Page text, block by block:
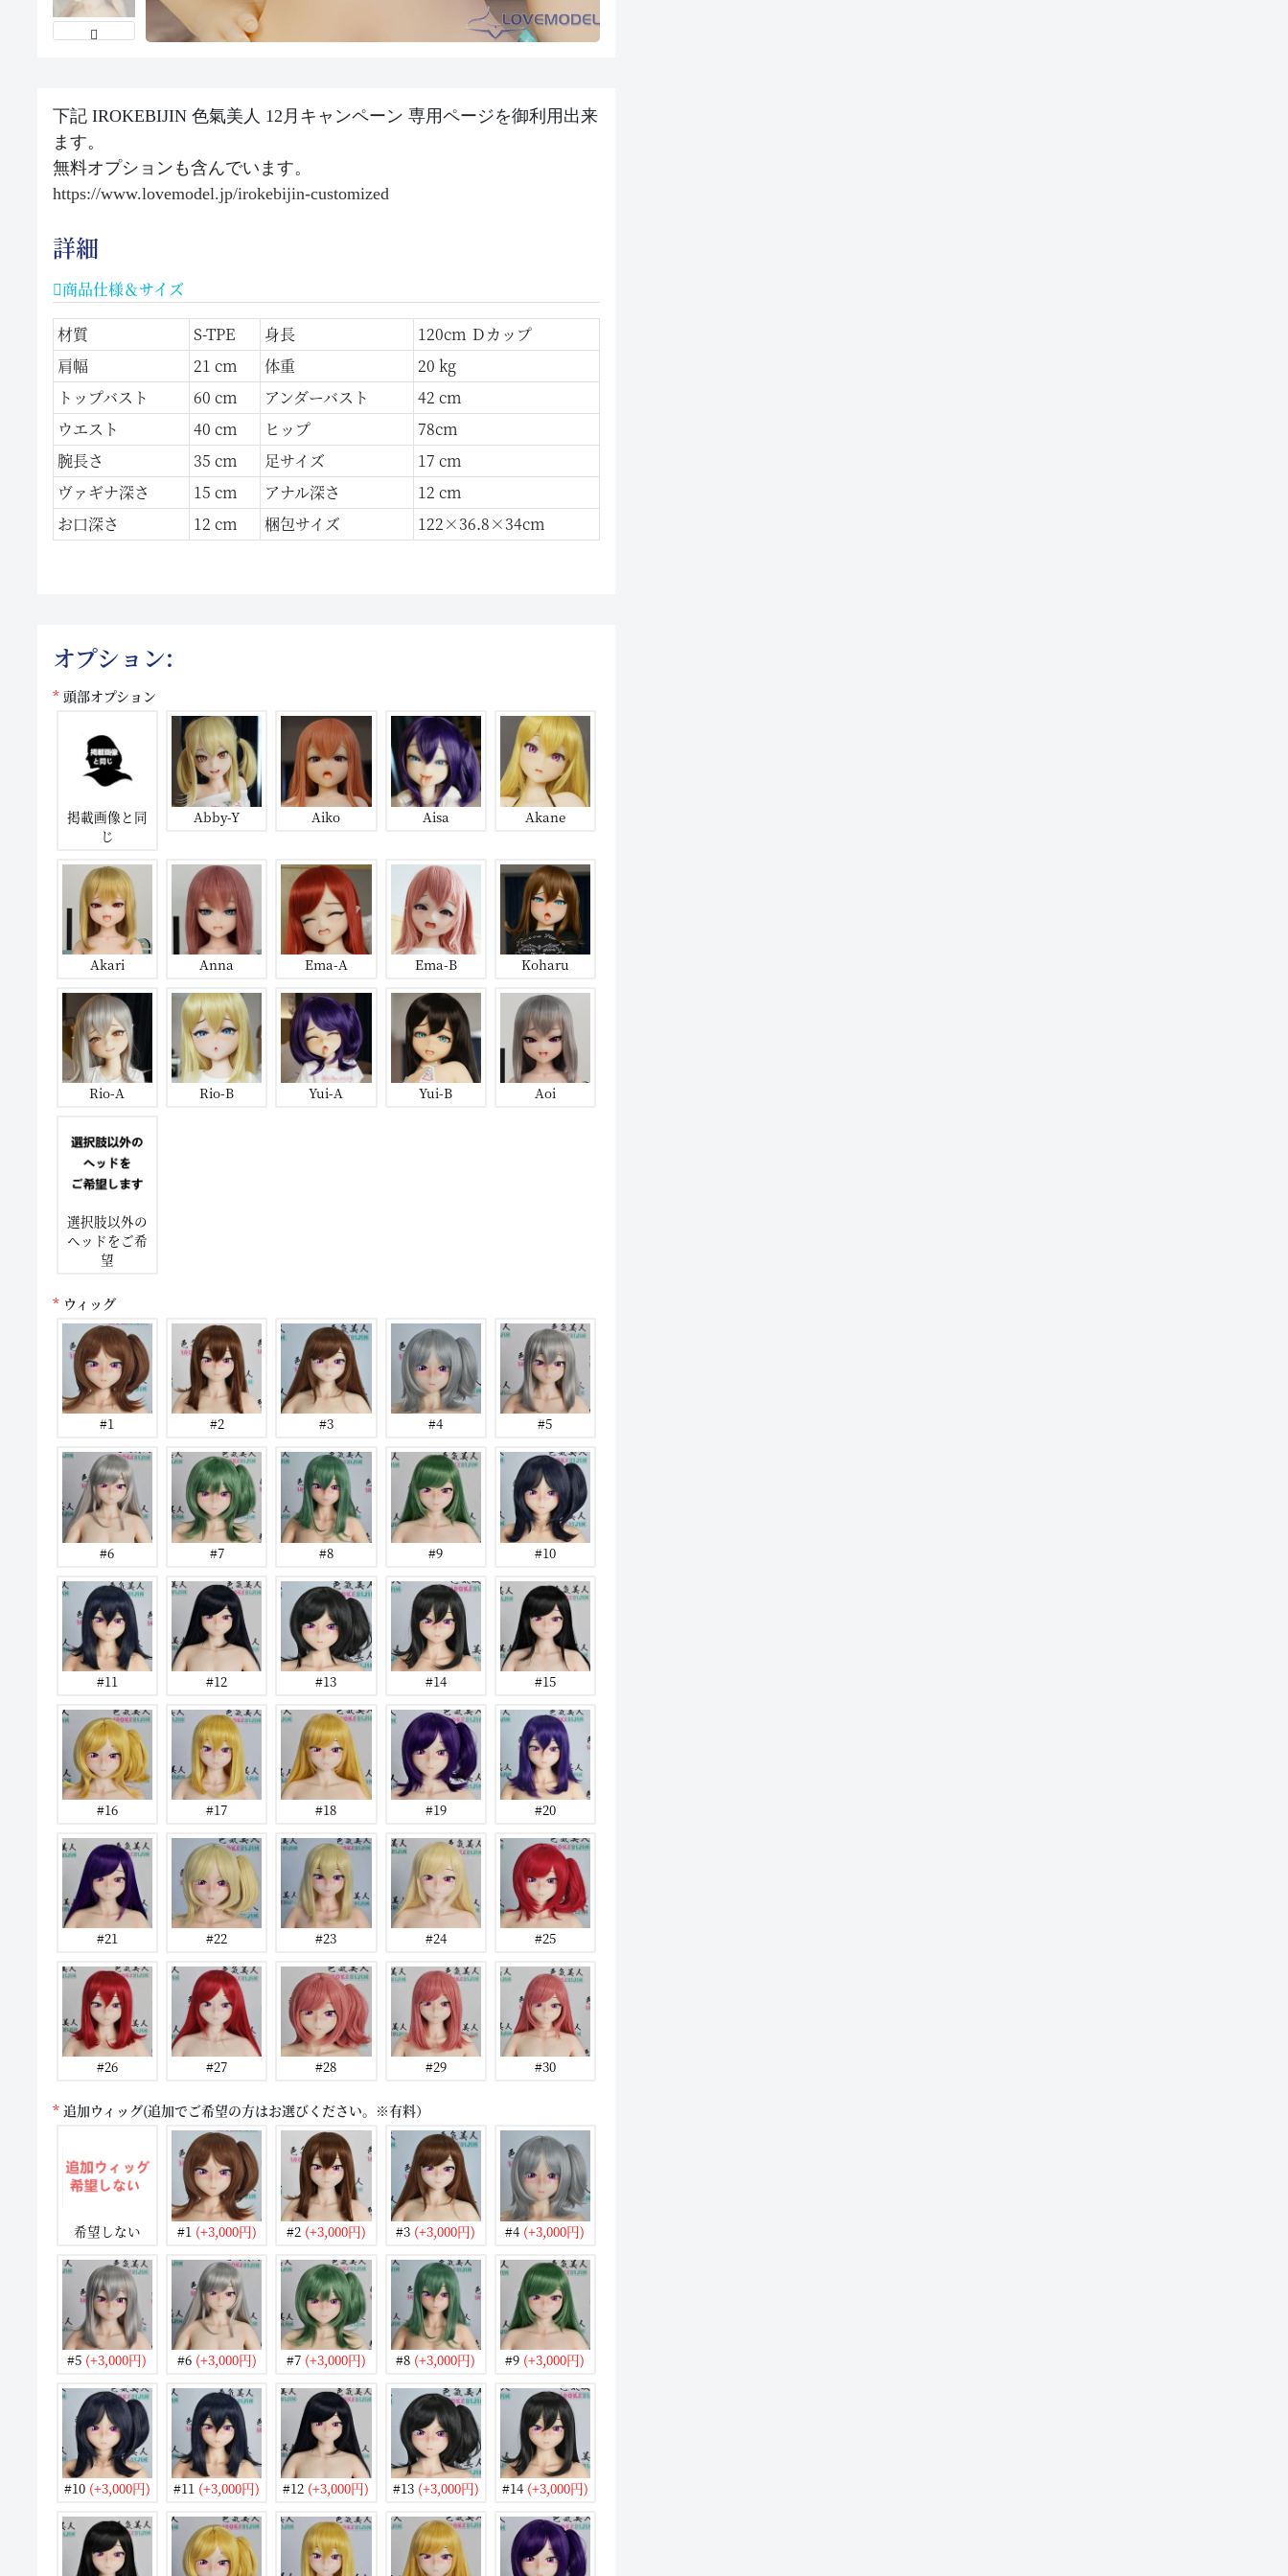
下記 IROKEBIJIN 色氣美人 12月キャンペーン 専用ページを御利用出来
ます。
無料オプションも含んでいます。
https://www.lovemodel.jp/irokebijin-customized
詳細
商品仕様＆サイズ
材質 S-TPE 身長
120cm Ｄカップ
肩幅
21 cm 体重
20 kg
トップバスト
60 cm アンダーバスト
42 cm
ウエスト
40 cm ヒップ
78cm
腕長さ
35 cm 足サイズ
17 cm
ヴァギナ深さ
15 cm アナル深さ
12 cm
お口深さ
12 cm 梱包サイズ 122×36.8×34cm
オプション:
頭部オプション
掲載画像と同
じ
Abby-Y Aiko Aisa Akane
Akari Anna Ema-A Ema-B Koharu
Rio-A Rio-B Yui-A Yui-B Aoi
選択肢以外の
ヘッドをご希
望
ウィッグ
#1 #2 #3 #4 #5
#6 #7 #8 #9 #10
#11 #12 #13 #14 #15
#16 #17 #18 #19 #20
#21 #22 #23 #24 #25
#26 #27 #28 #29 #30
追加ウィッグ(追加でご希望の方はお選びください。※有料）
希望しない #1 (+3,000円) #2(+3,000円) #3 (+3,000円) #4 (+3,000円)
#5 (+3,000円) #6(+3,000円) #7(+3,000円) #8 (+3,000円) #9 (+3,000円)
#10(+3,000円) #11 (+3,000円) #12 (+3,000円) #13(+3,000円) #14(+3,000円)